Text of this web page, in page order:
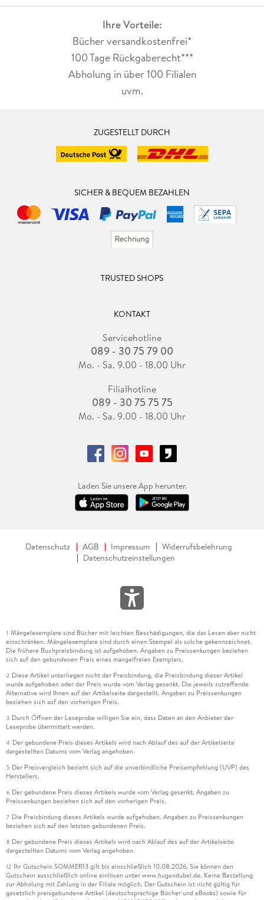
Ihre Vorteile:
Bücher versandkostenfrei*
100 Tage Rückgaberecht***
Abholung in über 100 Filialen
uvm.
ZUGESTELLT DURCH
SICHER & BEQUEM BEZAHLEN
TRUSTED SHOPS
KONTAKT
Servicehotline
089 - 30 75 79 00
Mo. - Sa. 9.00 - 18.00 Uhr
Filialhotline
089 - 30 75 75 75
Mo. - Sa. 9.00 - 18.00 Uhr
Laden Sie unsere App herunter.
Datenschutz AGB Impressum
Widerrufsbelehrung
Datenschutzeinstellungen
1 Mängelexemplare sind Bücher mit leichten Beschädigungen, die das Lesen aber nicht
einschränken. Mängelexemplare sind durch einen Stempel als solche gekennzeichnet.
Die frühere Buchpreisbindung ist aufgehoben. Angaben zu Preissenkungen beziehen
sich auf den gebundenen Preis eines mangelfreien Exemplars.
2 Diese Artikel unterliegen nicht der Preisbindung, die Preisbindung dieser Artikel
wurde aufgehoben oder der Preis wurde vom Verlag gesenkt. Die jeweils zutreffende
Alternative wird Ihnen auf der Artikelseite dargestellt. Angaben zu Preissenkungen
beziehen sich auf den vorherigen Preis.
3 Durch Öffnen der Leseprobe willigen Sie ein, dass Daten an den Anbieter der
Leseprobe übermittelt werden.
4 Der gebundene Preis dieses Artikels wird nach Ablauf des auf der Artikelseite
dargestellten Datums vom Verlag angehoben.
5 Der Preisvergleich bezieht sich auf die unverbindliche Preisempfehlung (UVP) des
Herstellers.
6 Der gebundene Preis dieses Artikels wurde vom Verlag gesenkt. Angaben zu
Preissenkungen beziehen sich auf den vorherigen Preis.
7 Die Preisbindung dieses Artikels wurde aufgehoben. Angaben zu Preissenkungen
beziehen sich auf den letzten gebundenen Preis.
8 Der gebundene Preis dieses Artikels wird nach Ablauf des auf der Artikelseite
dargestellten Datums vom Verlag angehoben.
12 Ihr Gutschein SOMMER13 gilt bis einschließlich 10.08.2026. Sie können den
Gutschein ausschließlich online einlösen unter www.hugendubel.de. Keine Bestellung
zur Abholung mit Zahlung in der Filiale möglich. Der Gutschein ist nicht gültig für
gesetzlich preisgebundene Artikel (deutschsprachige Bücher und eBooks) sowie für